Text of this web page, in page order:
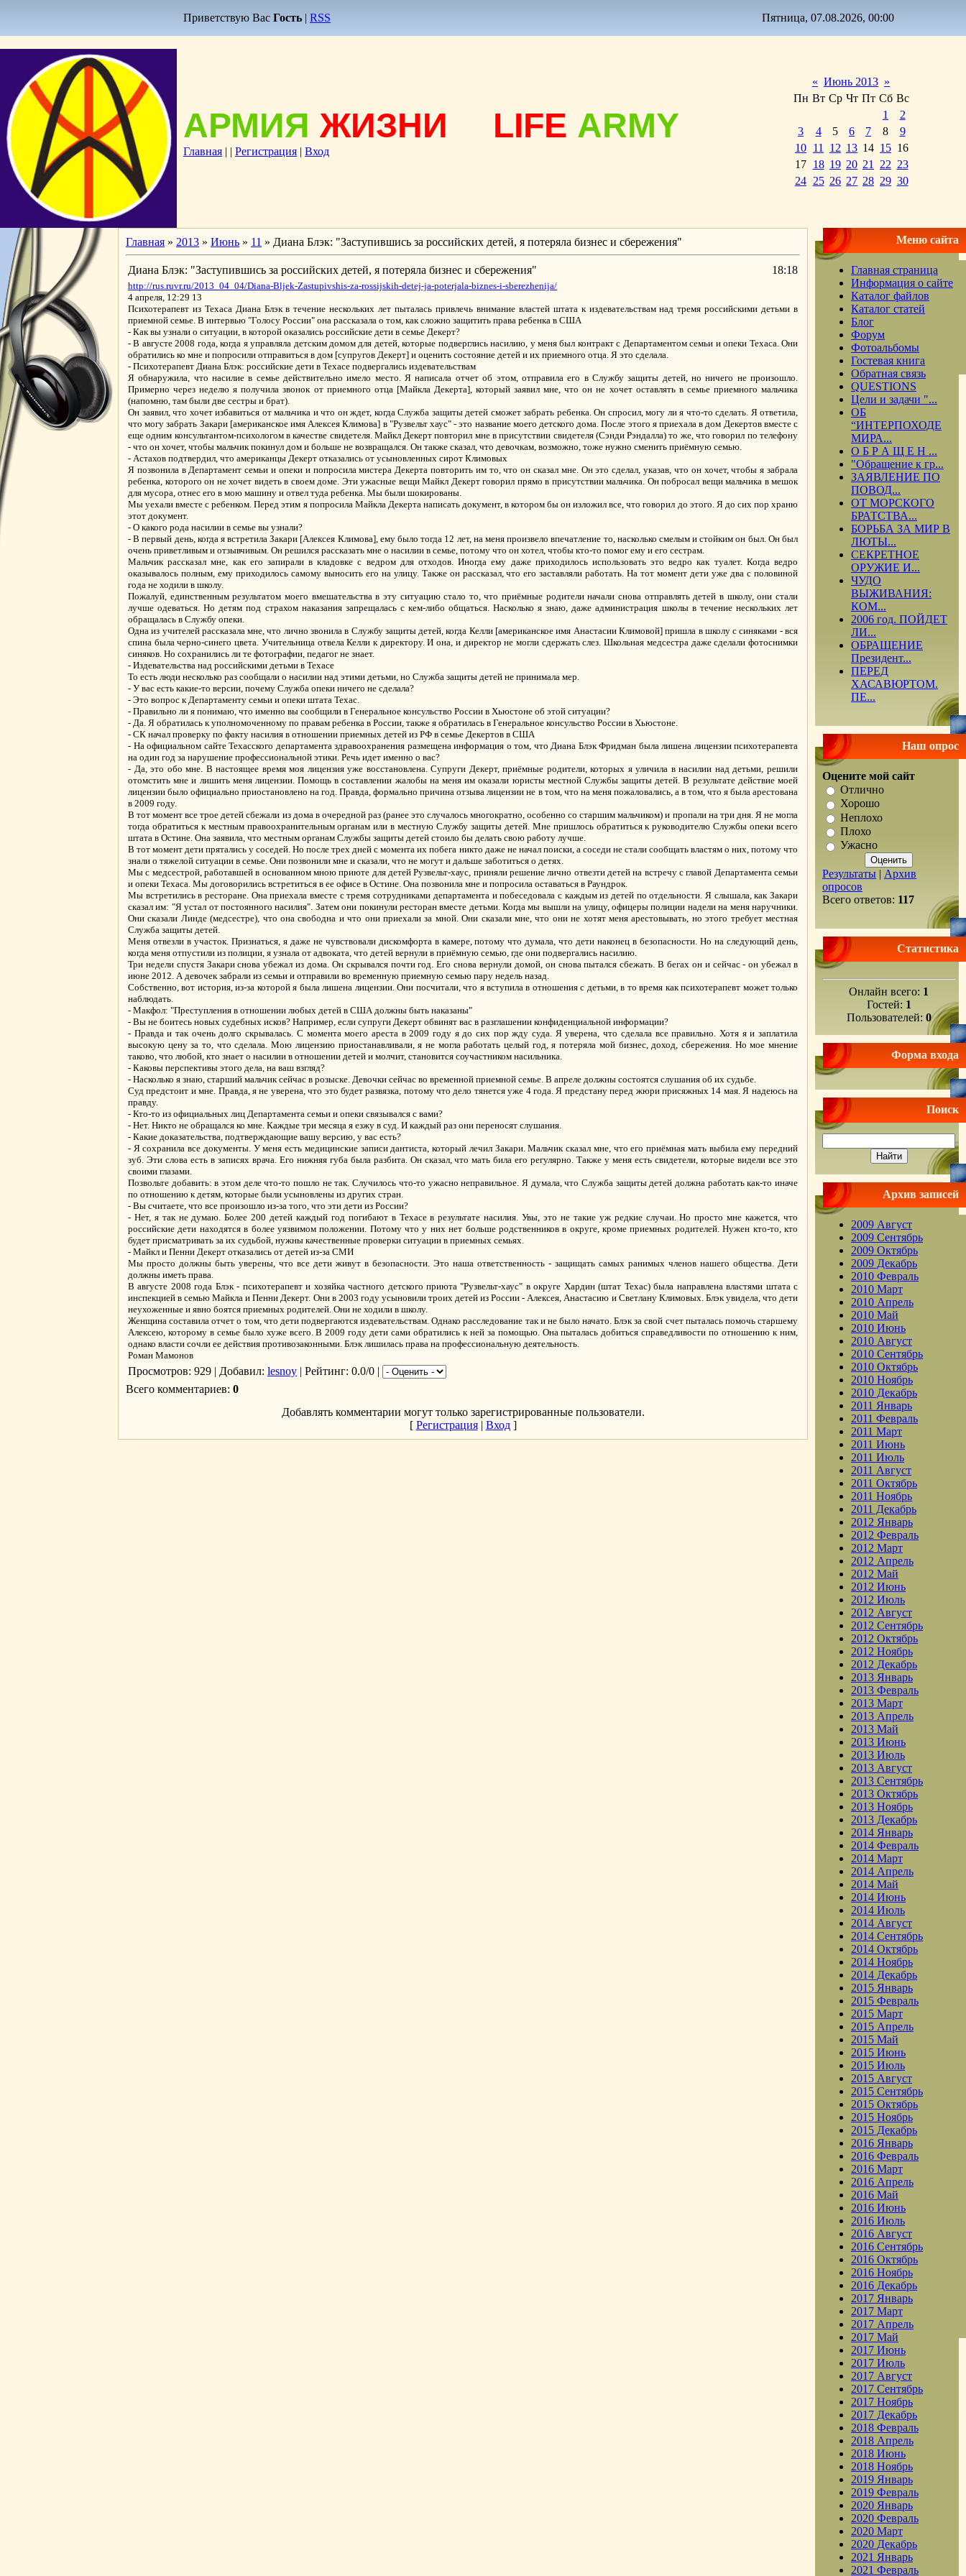
Приветствую Вас Гость | RSS Пятница, 07.08.2026, 00:00
АРМИЯ ЖИЗНИ LIFE ARMY
Главная | | Регистрация | Вход
« Июнь 2013 »
Пн Вт Ср Чт Пт Сб Вс
1
2
3
4 5 6 7 8
9
10 11 12 13 14 15 16
17 18 19 20 21 22 23
24 25 26 27 28 29 30
Главная » 2013 » Июнь » 11 » Диана Блэк: "Заступившись за российских детей, я потеряла бизнес и сбережения"
Диана Блэк: "Заступившись за российских детей, я потеряла бизнес и сбережения" 18:18
http://rus.ruvr.ru/2013_04_04/Diana-Bljek-Zastupivshis-za-rossijskih-detej-ja-poterjala-biznes-i-sberezhenija/
4 апреля, 12:29 13
Психотерапевт из Техаса Диана Блэк в течение нескольких лет пыталась привлечь внимание властей штата к издевательствам над тремя российскими детьми в
приемной семье. В интервью "Голосу России" она рассказала о том, как сложно защитить права ребенка в США
- Как вы узнали о ситуации, в которой оказались российские дети в семье Декерт?
- В августе 2008 года, когда я управляла детским домом для детей, которые подверглись насилию, у меня был контракт с Департаментом семьи и опеки Техаса. Они
обратились ко мне и попросили отправиться в дом [супругов Декерт] и оценить состояние детей и их приемного отца. Я это сделала.
- Психотерапевт Диана Блэк: российские дети в Техасе подвергались издевательствам
Я обнаружила, что насилие в семье действительно имело место. Я написала отчет об этом, отправила его в Службу защиты детей, но ничего не произошло.
Примерно через неделю я получила звонок от приемного отца [Майкла Декерта], который заявил мне, что он не хочет оставлять в семье приемного мальчика
(напомню, там были две сестры и брат).
Он заявил, что хочет избавиться от мальчика и что он ждет, когда Служба защиты детей сможет забрать ребенка. Он спросил, могу ли я что-то сделать. Я ответила,
что могу забрать Закари [американское имя Алексея Климова] в "Рузвельт хаус" - это название моего детского дома. После этого я приехала в дом Декертов вместе с
еще одним консультантом-психологом в качестве свидетеля. Майкл Декерт повторил мне в присутствии свидетеля (Сэнди Рэндалла) то же, что говорил по телефону
- что он хочет, чтобы мальчик покинул дом и больше не возвращался. Он также сказал, что девочкам, возможно, тоже нужно сменить приёмную семью.
- Астахов подтвердил, что американцы Декерт отказались от усыновленных сирот Климовых
Я позвонила в Департамент семьи и опеки и попросила мистера Декерта повторить им то, что он сказал мне. Он это сделал, указав, что он хочет, чтобы я забрала
ребенка, которого он не хочет видеть в своем доме. Эти ужасные вещи Майкл Декерт говорил прямо в присутствии мальчика. Он побросал вещи мальчика в мешок
для мусора, отнес его в мою машину и отвел туда ребенка. Мы были шокированы.
Мы уехали вместе с ребенком. Перед этим я попросила Майкла Декерта написать документ, в котором бы он изложил все, что говорил до этого. Я до сих пор храню
этот документ.
- О какого рода насилии в семье вы узнали?
- В первый день, когда я встретила Закари [Алексея Климова], ему было тогда 12 лет, на меня произвело впечатление то, насколько смелым и стойким он был. Он был
очень приветливым и отзывчивым. Он решился рассказать мне о насилии в семье, потому что он хотел, чтобы кто-то помог ему и его сестрам.
Мальчик рассказал мне, как его запирали в кладовке с ведром для отходов. Иногда ему даже приходилось использовать это ведро как туалет. Когда ведро
оказывалось полным, ему приходилось самому выносить его на улицу. Также он рассказал, что его заставляли работать. На тот момент дети уже два с половиной
года не ходили в школу.
Пожалуй, единственным результатом моего вмешательства в эту ситуацию стало то, что приёмные родители начали снова отправлять детей в школу, они стали
лучше одеваться. Но детям под страхом наказания запрещалась с кем-либо общаться. Насколько я знаю, даже администрация школы в течение нескольких лет
обращалась в Службу опеки.
Одна из учителей рассказала мне, что лично звонила в Службу защиты детей, когда Келли [американское имя Анастасии Климовой] пришла в школу с синяками - вся
спина была черно-синего цвета. Учительница отвела Келли к директору. И она, и директор не могли сдержать слез. Школьная медсестра даже сделали фотоснимки
синяков. Но сохранились ли те фотографии, педагог не знает.
- Издевательства над российскими детьми в Техасе
То есть люди несколько раз сообщали о насилии над этими детьми, но Служба защиты детей не принимала мер.
- У вас есть какие-то версии, почему Служба опеки ничего не сделала?
- Это вопрос к Департаменту семьи и опеки штата Техас.
- Правильно ли я понимаю, что именно вы сообщили в Генеральное консульство России в Хьюстоне об этой ситуации?
- Да. Я обратилась к уполномоченному по правам ребенка в России, также я обратилась в Генеральное консульство России в Хьюстоне.
- СК начал проверку по факту насилия в отношении приемных детей из РФ в семье Декертов в США
- На официальном сайте Техасского департамента здравоохранения размещена информация о том, что Диана Блэк Фридман была лишена лицензии психотерапевта
на один год за нарушение профессиональной этики. Речь идет именно о вас?
- Да, это обо мне. В настоящее время моя лицензия уже восстановлена. Супруги Декерт, приёмные родители, которых я уличила в насилии над детьми, решили
отомстить мне и лишить меня лицензии. Помощь в составлении жалобы на меня им оказали юристы местной Службы защиты детей. В результате действие моей
лицензии было официально приостановлено на год. Правда, формально причина отзыва лицензии не в том, что на меня пожаловались, а в том, что я была арестована
в 2009 году.
В тот момент все трое детей сбежали из дома в очередной раз (ранее это случалось многократно, особенно со старшим мальчиком) и пропали на три дня. Я не могла
тогда обратиться к местным правоохранительным органам или в местную Службу защиты детей. Мне пришлось обратиться к руководителю Службы опеки всего
штата в Остине. Она заявила, что местным органам Службы защиты детей стоило бы делать свою работу лучше.
В тот момент дети прятались у соседей. Но после трех дней с момента их побега никто даже не начал поиски, а соседи не стали сообщать властям о них, потому что
знали о тяжелой ситуации в семье. Они позвонили мне и сказали, что не могут и дальше заботиться о детях.
Мы с медсестрой, работавшей в основанном мною приюте для детей Рузвельт-хаус, приняли решение лично отвезти детей на встречу с главой Департамента семьи
и опеки Техаса. Мы договорились встретиться в ее офисе в Остине. Она позвонила мне и попросила оставаться в Раундрок.
Мы встретились в ресторане. Она приехала вместе с тремя сотрудниками департамента и побеседовала с каждым из детей по отдельности. Я слышала, как Закари
сказал им: "Я устал от постоянного насилия". Затем они покинули ресторан вместе детьми. Когда мы вышли на улицу, офицеры полиции надели на меня наручники.
Они сказали Линде (медсестре), что она свободна и что они приехали за мной. Они сказали мне, что они не хотят меня арестовывать, но этого требует местная
Служба защиты детей.
Меня отвезли в участок. Признаться, я даже не чувствовали дискомфорта в камере, потому что думала, что дети наконец в безопасности. Но на следующий день,
когда меня отпустили из полиции, я узнала от адвоката, что детей вернули в приёмную семью, где они подвергались насилию.
Три недели спустя Закари снова убежал из дома. Он скрывался почти год. Его снова вернули домой, он снова пытался сбежать. В бегах он и сейчас - он убежал в
июне 2012. А девочек забрали из семьи и отправили во временную приемную семью пару недель назад.
Собственно, вот история, из-за которой я была лишена лицензии. Они посчитали, что я вступила в отношения с детьми, в то время как психотерапевт может только
наблюдать.
- Макфол: "Преступления в отношении любых детей в США должны быть наказаны"
- Вы не боитесь новых судебных исков? Например, если супруги Декерт обвинят вас в разглашении конфиденциальной информации?
- Правда и так очень долго скрывалась. С момента моего ареста в 2009 году я до сих пор жду суда. Я уверена, что сделала все правильно. Хотя я и заплатила
высокую цену за то, что сделала. Мою лицензию приостанавливали, я не могла работать целый год, я потеряла мой бизнес, доход, сбережения. Но мое мнение
таково, что любой, кто знает о насилии в отношении детей и молчит, становится соучастником насильника.
- Каковы перспективы этого дела, на ваш взгляд?
- Насколько я знаю, старший мальчик сейчас в розыске. Девочки сейчас во временной приемной семье. В апреле должны состоятся слушания об их судьбе.
Суд предстоит и мне. Правда, я не уверена, что это будет развязка, потому что дело тянется уже 4 года. Я предстану перед жюри присяжных 14 мая. Я надеюсь на
правду.
- Кто-то из официальных лиц Департамента семьи и опеки связывался с вами?
- Нет. Никто не обращался ко мне. Каждые три месяца я езжу в суд. И каждый раз они переносят слушания.
- Какие доказательства, подтверждающие вашу версию, у вас есть?
- Я сохранила все документы. У меня есть медицинские записи дантиста, который лечил Закари. Мальчик сказал мне, что его приёмная мать выбила ему передний
зуб. Эти слова есть в записях врача. Его нижняя губа была разбита. Он сказал, что мать била его регулярно. Также у меня есть свидетели, которые видели все это
своими глазами.
Позвольте добавить: в этом деле что-то пошло не так. Случилось что-то ужасно неправильное. Я думала, что Служба защиты детей должна работать как-то иначе
по отношению к детям, которые были усыновлены из других стран.
- Вы считаете, что все произошло из-за того, что эти дети из России?
- Нет, я так не думаю. Более 200 детей каждый год погибают в Техасе в результате насилия. Увы, это не такие уж редкие случаи. Но просто мне кажется, что
российские дети находятся в более уязвимом положении. Потому что у них нет больше родственников в округе, кроме приемных родителей. Нужен кто-то, кто
будет присматривать за их судьбой, нужны качественные проверки ситуации в приемных семьях.
- Майкл и Пенни Декерт отказались от детей из-за СМИ
Мы просто должны быть уверены, что все дети живут в безопасности. Это наша ответственность - защищать самых ранимых членов нашего общества. Дети
должны иметь права.
В августе 2008 года Блэк - психотерапевт и хозяйка частного детского приюта "Рузвельт-хаус" в округе Хардин (штат Техас) была направлена властями штата с
инспекцией в семью Майкла и Пенни Декерт. Они в 2003 году усыновили троих детей из России - Алексея, Анастасию и Светлану Климовых. Блэк увидела, что дети
неухоженные и явно боятся приемных родителей. Они не ходили в школу.
Женщина составила отчет о том, что дети подвергаются издевательствам. Однако расследование так и не было начато. Блэк за свой счет пыталась помочь старшему
Алексею, которому в семье было хуже всего. В 2009 году дети сами обратились к ней за помощью. Она пыталась добиться справедливости по отношению к ним,
однако власти сочли ее действия противозаконными. Блэк лишилась права на профессиональную деятельность.
Роман Мамонов
Просмотров: 929 | Добавил: lesnoy | Рейтинг: 0.0/0 |
Всего комментариев: 0
Добавлять комментарии могут только зарегистрированные пользователи.
[ Регистрация| Вход]
Меню сайта
Главная страница
Информация о сайте
Каталог файлов
Каталог статей
Блог
Форум
Фотоальбомы
Гостевая книга
Обратная связь
QUESTIONS
Цели и задачи "...
ОБ
“ИНТЕРПОХОДЕ
МИРА...
О Б Р А Щ Е Н ...
"Обращение к гр...
ЗАЯВЛЕНИЕ ПО
ПОВОД...
ОТ МОРСКОГО
БРАТСТВА...
БОРЬБА ЗА МИР В
ЛЮТЫ...
СЕКРЕТНОЕ
ОРУЖИЕ И...
ЧУДО
ВЫЖИВАНИЯ:
КОМ...
2006 год. ПОЙДЕТ
ЛИ...
ОБРАЩЕНИЕ
Президент...
ПЕРЕД
ХАСАВЮРТОМ.
ПЕ...
Наш опрос
Оцените мой сайт
Отлично
Хорошо
Неплохо
Плохо
Ужасно
Результаты | Архив
опросов
Всего ответов: 117
Статистика
Онлайн всего: 1
Гостей: 1
Пользователей: 0
Форма входа
Поиск
Архив записей
2009 Август
2009 Сентябрь
2009 Октябрь
2009 Декабрь
2010 Февраль
2010 Март
2010 Апрель
2010 Май
2010 Июнь
2010 Август
2010 Сентябрь
2010 Октябрь
2010 Ноябрь
2010 Декабрь
2011 Январь
2011 Февраль
2011 Март
2011 Июнь
2011 Июль
2011 Август
2011 Октябрь
2011 Ноябрь
2011 Декабрь
2012 Январь
2012 Февраль
2012 Март
2012 Апрель
2012 Май
2012 Июнь
2012 Июль
2012 Август
2012 Сентябрь
2012 Октябрь
2012 Ноябрь
2012 Декабрь
2013 Январь
2013 Февраль
2013 Март
2013 Апрель
2013 Май
2013 Июнь
2013 Июль
2013 Август
2013 Сентябрь
2013 Октябрь
2013 Ноябрь
2013 Декабрь
2014 Январь
2014 Февраль
2014 Март
2014 Апрель
2014 Май
2014 Июнь
2014 Июль
2014 Август
2014 Сентябрь
2014 Октябрь
2014 Ноябрь
2014 Декабрь
2015 Январь
2015 Февраль
2015 Март
2015 Апрель
2015 Май
2015 Июнь
2015 Июль
2015 Август
2015 Сентябрь
2015 Октябрь
2015 Ноябрь
2015 Декабрь
2016 Январь
2016 Февраль
2016 Март
2016 Апрель
2016 Май
2016 Июнь
2016 Июль
2016 Август
2016 Сентябрь
2016 Октябрь
2016 Ноябрь
2016 Декабрь
2017 Январь
2017 Март
2017 Апрель
2017 Май
2017 Июнь
2017 Июль
2017 Август
2017 Сентябрь
2017 Ноябрь
2017 Декабрь
2018 Февраль
2018 Апрель
2018 Июнь
2018 Ноябрь
2019 Январь
2019 Февраль
2020 Январь
2020 Февраль
2020 Март
2020 Декабрь
2021 Январь
2021 Февраль